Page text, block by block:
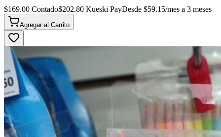
$169.00 Contado$202.80 Kueski PayDesde $59.15/mes a 3 meses
Agregar al Carrito